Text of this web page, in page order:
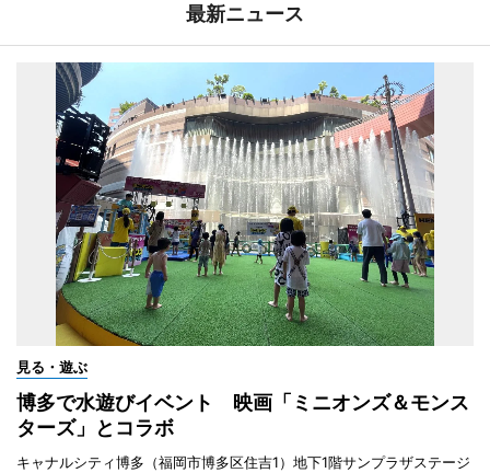
最新ニュース
見る・遊ぶ
博多で水遊びイベント 映画「ミニオンズ＆モンス
ターズ」とコラボ
キャナルシティ博多（福岡市博多区住吉1）地下1階サンプラザステージ